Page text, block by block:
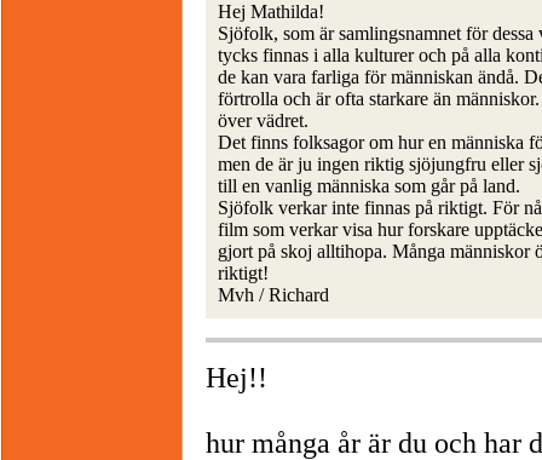
Hej Mathilda!
Sjöfolk, som är samlingsnamnet för
tycks finnas i alla kulturer och på alla
de kan vara farliga för människan ändå.
förtrolla och är ofta starkare än
över vädret.
Det finns folksagor om hur en människa
men de är ju ingen riktig sjöjungfru eller
till en vanlig människa som går på land.
Sjöfolk verkar inte finnas på riktigt. För
film som verkar visa hur forskare
gjort på skoj alltihopa. Många människor
riktigt!
Mvh / Richard
Hej!!
hur många år är du och har